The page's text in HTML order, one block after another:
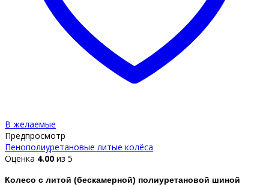
В желаемые
Предпросмотр
Пенополиуретановые литые колёса
Оценка 4.00 из 5
Колесо с литой (бескамерной) полиуретановой шиной